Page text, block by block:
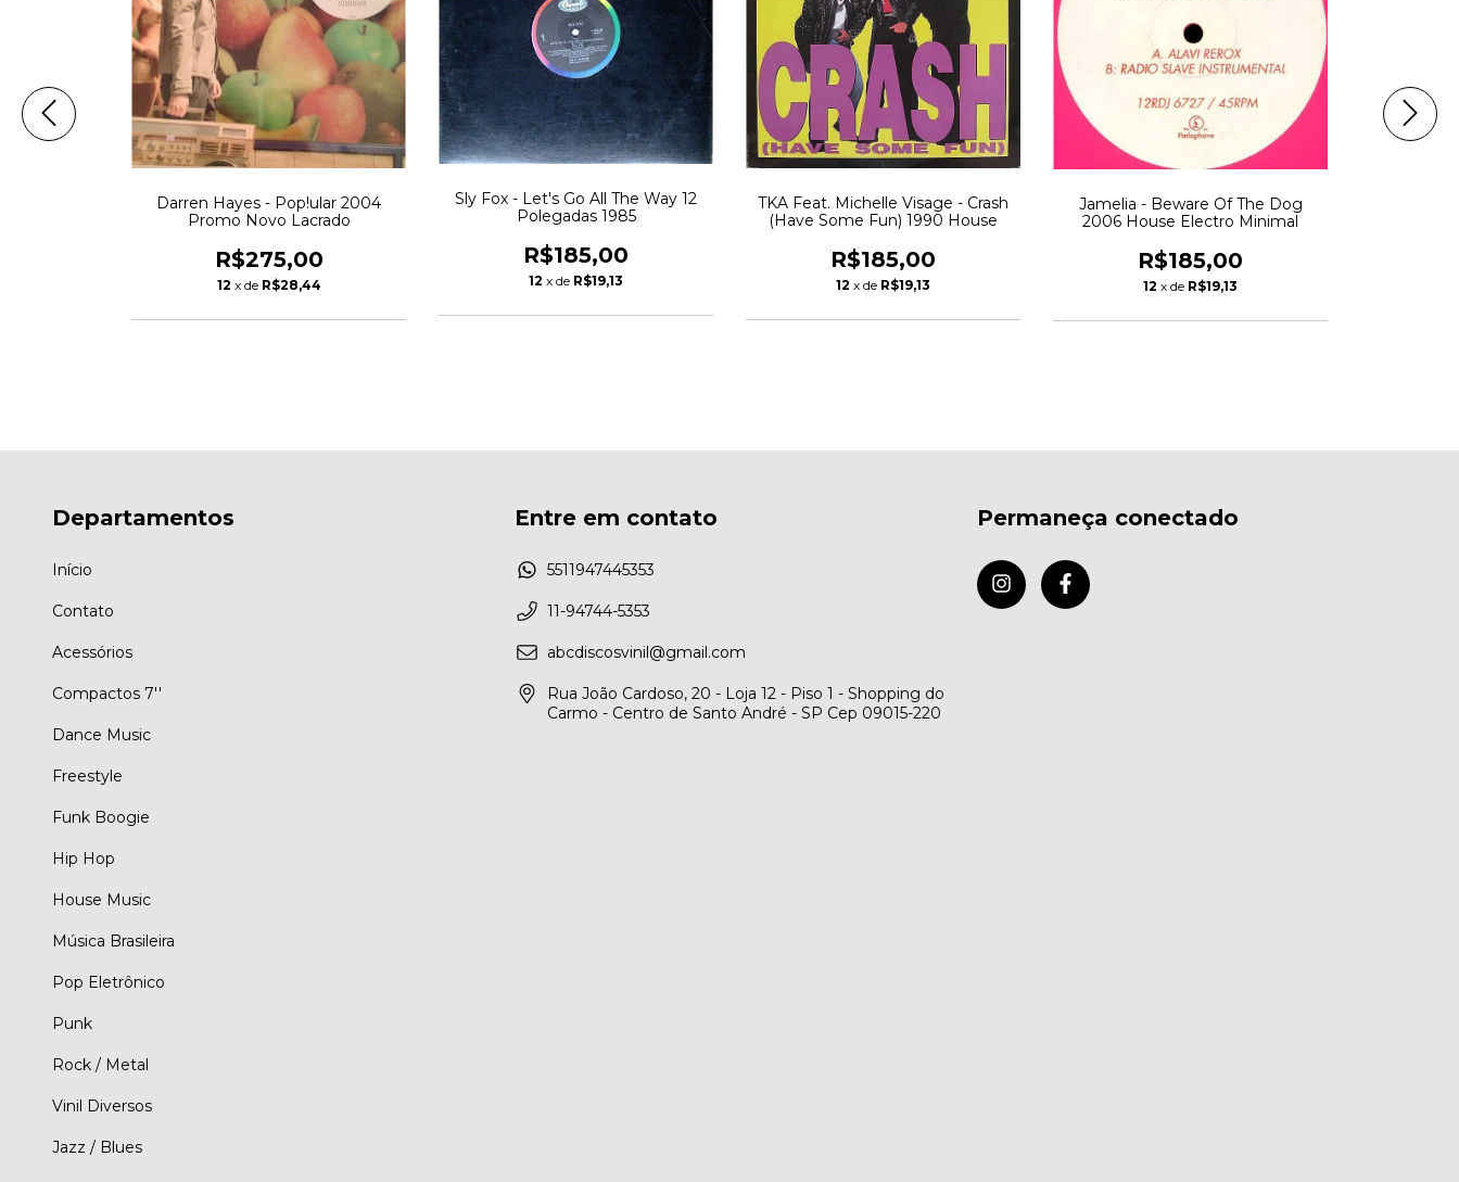
Darren Hayes - Pop!ular 2004
Promo Novo Lacrado
R$275,00
12 x de R$28,44
Sly Fox - Let's Go All The Way 12
Polegadas 1985
R$185,00
12 x de R$19,13
TKA Feat. Michelle Visage - Crash
(Have Some Fun) 1990 House
R$185,00
12 x de R$19,13
Jamelia - Beware Of The Dog
2006 House Electro Minimal
R$185,00
12 x de R$19,13
Departamentos
Início
Contato
Acessórios
Compactos 7''
Dance Music
Freestyle
Funk Boogie
Hip Hop
House Music
Música Brasileira
Pop Eletrônico
Punk
Rock / Metal
Vinil Diversos
Jazz / Blues
Entre em contato
5511947445353
11-94744-5353
abcdiscosvinil@gmail.com
Rua João Cardoso, 20 - Loja 12 - Piso 1 - Shopping do
Carmo - Centro de Santo André - SP Cep 09015-220
Permaneça conectado